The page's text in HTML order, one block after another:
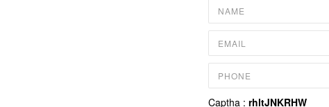
Captha :rhltJNKRHW